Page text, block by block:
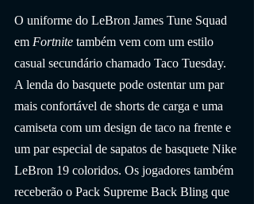
O uniforme do LeBron James Tune Squad
em Fortnite também vem com um estilo
casual secundário chamado Taco Tuesday.
A lenda do basquete pode ostentar um par
mais confortável de shorts de carga e uma
camiseta com um design de taco na frente e
um par especial de sapatos de basquete Nike
LeBron 19 coloridos. Os jogadores também
receberão o Pack Supreme Back Bling que